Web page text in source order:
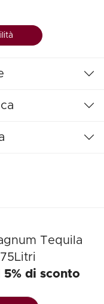
Tequila
5% di sconto